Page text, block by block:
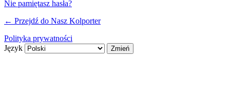
Nie pamiętasz hasła?
← Przejdź do Nasz Kolporter
Polityka prywatności
Język